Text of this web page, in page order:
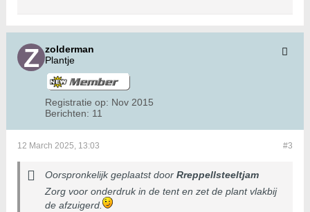
zolderman
Plantje
Registratie op: Nov 2015
Berichten: 11
#3
12 March 2025, 13:03
Oorspronkelijk geplaatst door Rreppellsteeltjam
Zorg voor onderdruk in de tent en zet de plant vlakbij
de afzuigerd.